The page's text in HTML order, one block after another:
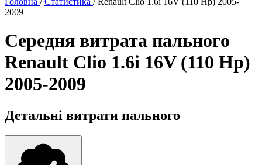
2009
Середня витрата пального
Renault Clio 1.6i 16V (110 Hp)
2005-2009
Детальні витрати пального